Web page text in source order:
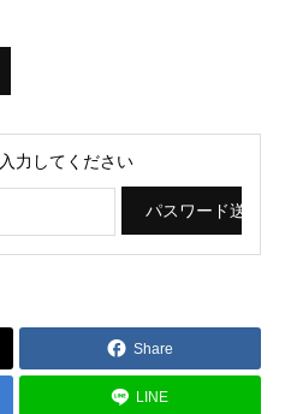
力してください
Share
LINE